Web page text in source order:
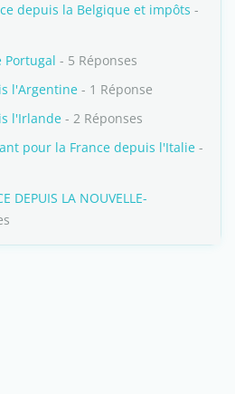
depuis la Belgique et impôts -
Portugal - 5 Réponses
l'Argentine - 1 Réponse
l'Irlande - 2 Réponses
pour la France depuis l'Italie -
DEPUIS LA NOUVELLE-